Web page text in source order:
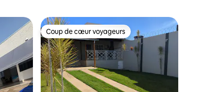
Coup de cœur voyageurs
Coup de cœur voyageurs